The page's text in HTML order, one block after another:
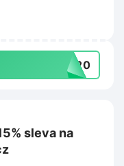
TA20
sleva na